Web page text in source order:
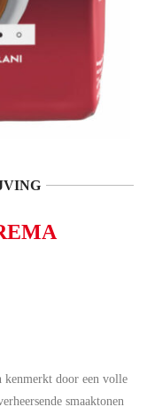
kenmerkt door een volle
smaaktonen